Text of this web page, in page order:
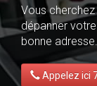
Vous
dépanner
bonne adresse.
Appelez ici